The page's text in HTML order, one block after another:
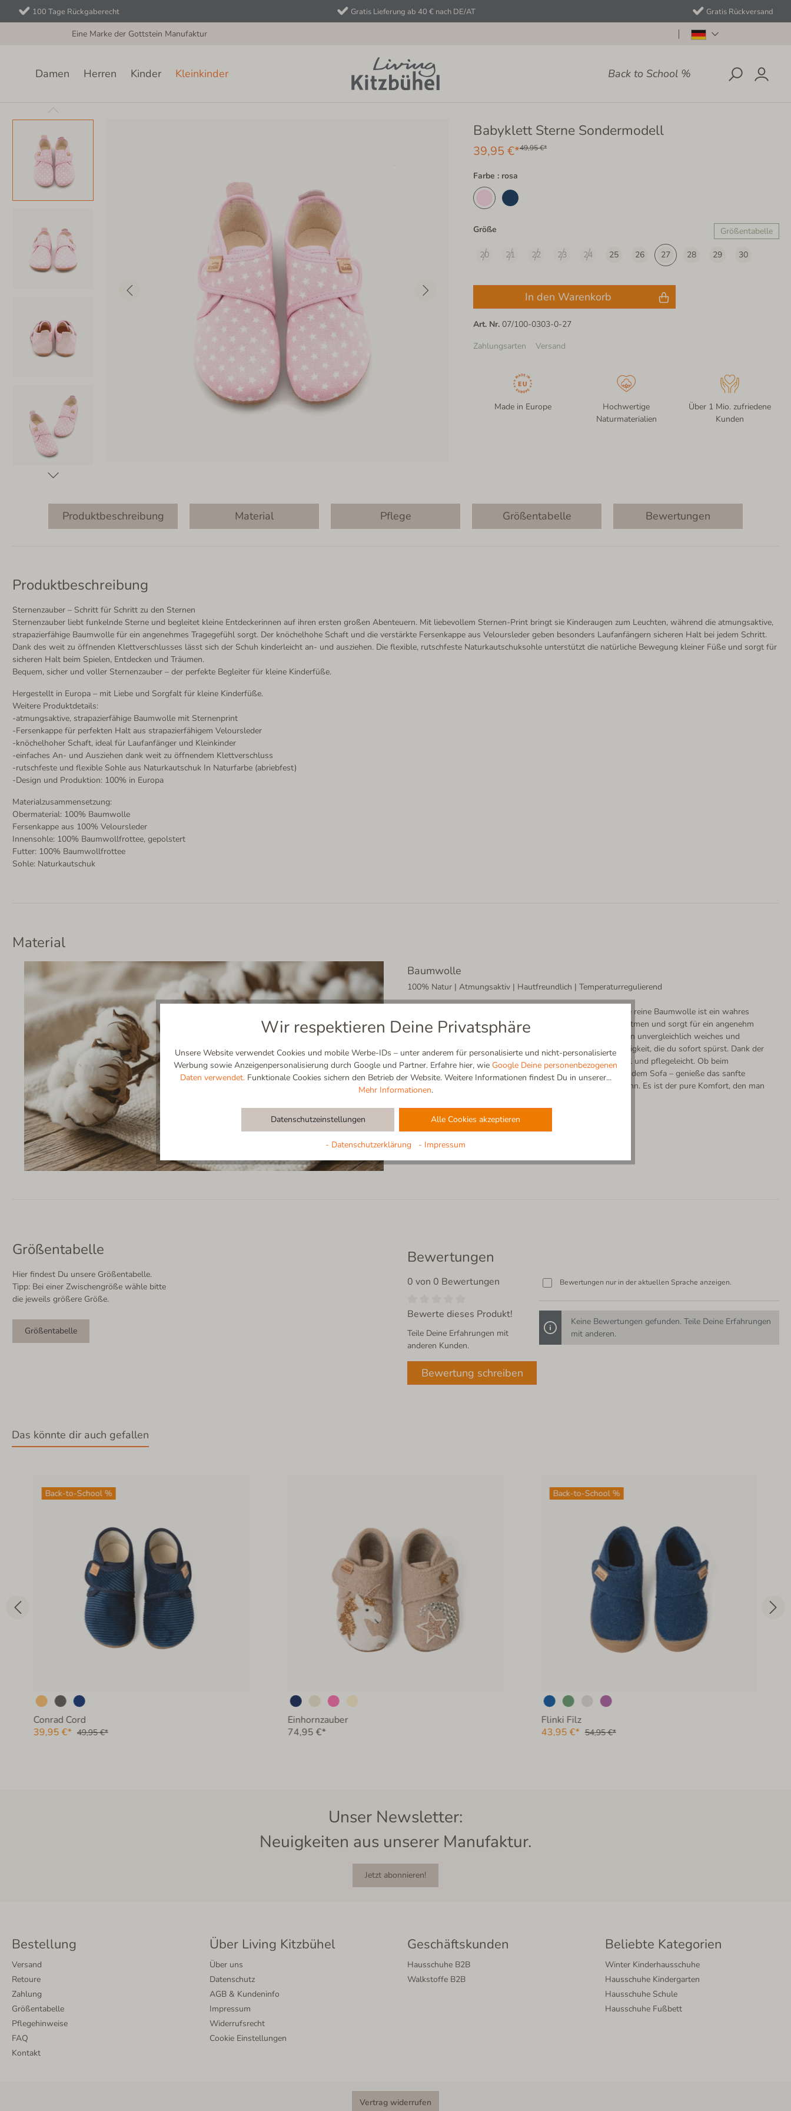
100 Tage Rückgaberecht Gratis Lieferung ab 40 € nach DE/AT Gratis Rückversand
Eine Marke der Gottstein Manufaktur
Back to School %
Damen Herren Kinder Kleinkinder
Babyklett Sterne Sondermodell
39,95 €*49,95 €*
Farbe : rosa
Größe Größentabelle
20 21 22 23 24 25 26 27 28 29 30
In den Warenkorb
Art. Nr. 07/100-0303-0-27
Zahlungsarten
Versand
Made in Europe
Hochwertige
Naturmaterialien
Über 1 Mio. zufriedene
Kunden
Produktbeschreibung Material Pflege Größentabelle Bewertungen
Produktbeschreibung
Sternenzauber – Schritt für Schritt zu den Sternen
Sternenzauber liebt funkelnde Sterne und begleitet kleine Entdeckerinnen auf ihren ersten großen Abenteuern. Mit liebevollem Sternen-Print bringt sie Kinderaugen zum Leuchten, während die atmungsaktive,
strapazierfähige Baumwolle für ein angenehmes Tragegefühl sorgt. Der knöchelhohe Schaft und die verstärkte Fersenkappe aus Veloursleder geben besonders Laufanfängern sicheren Halt bei jedem Schritt.
Dank des weit zu öffnenden Klettverschlusses lässt sich der Schuh kinderleicht an- und ausziehen. Die flexible, rutschfeste Naturkautschuksohle unterstützt die natürliche Bewegung kleiner Füße und sorgt für
sicheren Halt beim Spielen, Entdecken und Träumen.
Bequem, sicher und voller Sternenzauber – der perfekte Begleiter für kleine Kinderfüße.
Hergestellt in Europa – mit Liebe und Sorgfalt für kleine Kinderfüße.
Weitere Produktdetails:
-atmungsaktive, strapazierfähige Baumwolle mit Sternenprint
-Fersenkappe für perfekten Halt aus strapazierfähigem Veloursleder
-knöchelhoher Schaft, ideal für Laufanfänger und Kleinkinder
-einfaches An- und Ausziehen dank weit zu öffnendem Klettverschluss
-rutschfeste und flexible Sohle aus Naturkautschuk In Naturfarbe (abriebfest)
-Design und Produktion: 100% in Europa
Materialzusammensetzung:
Obermaterial: 100% Baumwolle
Fersenkappe aus 100% Veloursleder
Innensohle: 100% Baumwollfrottee, gepolstert
Futter: 100% Baumwollfrottee
Sohle: Naturkautschuk
Material
Baumwolle
100% Natur | Atmungsaktiv | Hautfreundlich | Temperaturregulierend
Direkt aus der Natur, gemacht für dein Wohlbefinden. Unsere reine Baumwolle ist ein wahres
Leichtgewicht: Sie nimmt Feuchtigkeit auf, lässt deine Haut atmen und sorgt für ein angenehm
frisches Tragegefühl – den ganzen Tag lang. Das Ergebnis? Ein unvergleichlich weiches und
leichtes Gefühl an deinen Füßen – ein Stück natürliche Leichtigkeit, die du sofort spürst. Dank der
feinen, robusten Fasern bleiben deine Hausschuhe formstabil und pflegeleicht. Ob beim
gemütlichen Morgen in der Küche oder beim Entspannen auf dem Sofa – genieße das sanfte
Gefühl von Natürlichkeit, das nur echte Baumwolle bieten kann. Es ist der pure Komfort, den man
Größentabelle
Hier findest Du unsere Größentabelle.
Tipp: Bei einer Zwischengröße wähle bitte
die jeweils größere Größe.
Größentabelle
Bewertungen
0 von 0 Bewertungen
Bewerte dieses Produkt!
Teile Deine Erfahrungen mit
anderen Kunden.
Bewertung schreiben
Bewertungen nur in der aktuellen Sprache anzeigen.
Keine Bewertungen gefunden. Teile Deine Erfahrungen
mit anderen.
Das könnte dir auch gefallen
Back-to-School %
Conrad Cord
39,95 €* 49,95 €*
Einhornzauber
74,95 €*
Back-to-School %
Flinki Filz
43,95 €* 54,95 €*
Unser Newsletter:
Neuigkeiten aus unserer Manufaktur.
Jetzt abonnieren!
Bestellung
Versand
Retoure
Zahlung
Größentabelle
Pflegehinweise
FAQ
Kontakt
Über Living Kitzbühel
Über uns
Datenschutz
AGB & Kundeninfo
Impressum
Widerrufsrecht
Cookie Einstellungen
Geschäftskunden
Hausschuhe B2B
Walkstoffe B2B
Beliebte Kategorien
Winter Kinderhausschuhe
Hausschuhe Kindergarten
Hausschuhe Schule
Hausschuhe Fußbett
Vertrag widerrufen
Wir respektieren Deine Privatsphäre
Unsere Website verwendet Cookies und mobile Werbe-IDs – unter anderem für personalisierte und nicht-personalisierte
Werbung sowie Anzeigenpersonalisierung durch Google und Partner. Erfahre hier, wie Google Deine personenbezogenen
Daten verwendet.Funktionale Cookies sichern den Betrieb der Website. Weitere Informationen findest Du in unserer...
Mehr Informationen.
Datenschutzeinstellungen Alle Cookies akzeptieren
- Datenschutzerklärung - Impressum